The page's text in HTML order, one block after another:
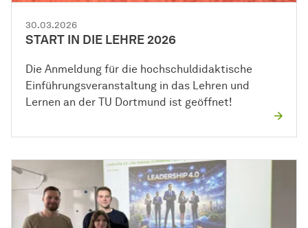
30.03.2026
START IN DIE LEHRE 2026
Die Anmeldung für die hochschuldidaktische
Einführungsveranstaltung in das Lehren und
Lernen an der TU Dortmund ist geöffnet!